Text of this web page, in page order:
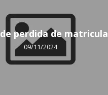
perdida de matricula
09/11/2024